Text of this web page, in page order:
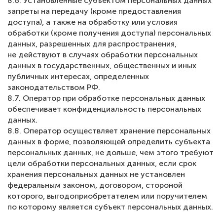
запреты на передачу (кроме предоставления
доступа), а также на обработку или условия
обработки (кроме получения доступа) персональных
данных, разрешенных для распространения,
не действуют в случаях обработки персональных
данных в государственных, общественных и иных
публичных интересах, определенных
законодательством РФ.
8.7. Оператор при обработке персональных данных
обеспечивает конфиденциальность персональных
данных.
8.8. Оператор осуществляет хранение персональных
данных в форме, позволяющей определить субъекта
персональных данных, не дольше, чем этого требуют
цели обработки персональных данных, если срок
хранения персональных данных не установлен
федеральным законом, договором, стороной
которого, выгодоприобретателем или поручителем
по которому является субъект персональных данных.